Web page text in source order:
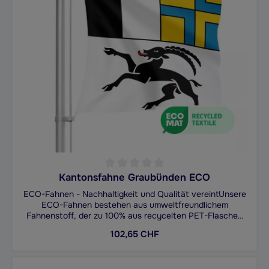
Auslegerfahne und machen Sie Ihre Botschaft jederzeit
sichtbar.
Durchschnittliche Bewertung von 0 von 5 Sternen
Kantonsfahne Graubünden ECO
ECO-Fahnen - Nachhaltigkeit und Qualität vereintUnsere
ECO-Fahnen bestehen aus umweltfreundlichem
Fahnenstoff, der zu 100% aus recycelten PET-Flaschen
Grössen 80x80cm, 100x100cm, 120x120cm, 150x150cm,
Regulärer Preis:
102,65 CHF